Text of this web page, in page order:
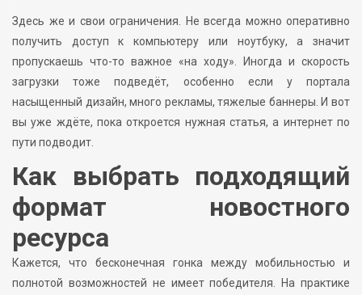
Здесь же и свои ограничения. Не всегда можно оперативно
получить доступ к компьютеру или ноутбуку, а значит
пропускаешь что-то важное «на ходу». Иногда и скорость
загрузки тоже подведёт, особенно если у портала
насыщенный дизайн, много рекламы, тяжелые баннеры. И вот
вы уже ждёте, пока откроется нужная статья, а интернет по
пути подводит.
Как выбрать подходящий
формат новостного
ресурса
Кажется, что бесконечная гонка между мобильностью и
полнотой возможностей не имеет победителя. На практике